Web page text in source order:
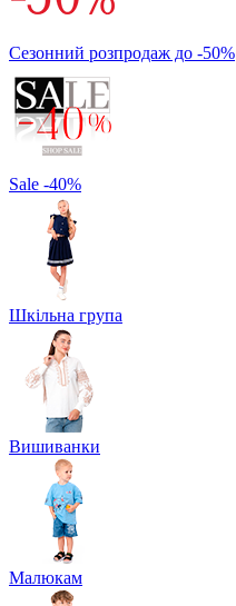
Сезонний розпродаж до -50%
Sale -40%
Шкільна група
Вишиванки
Малюкам